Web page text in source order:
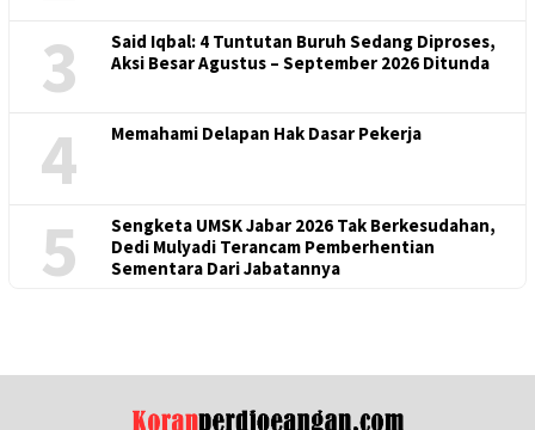
3
Said Iqbal: 4 Tuntutan Buruh Sedang Diproses,
Aksi Besar Agustus – September 2026 Ditunda
4 Memahami Delapan Hak Dasar Pekerja
5
Sengketa UMSK Jabar 2026 Tak Berkesudahan,
Dedi Mulyadi Terancam Pemberhentian
Sementara Dari Jabatannya